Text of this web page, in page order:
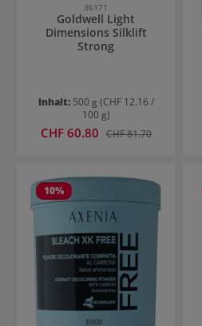
36171
Goldwell Light
Dimensions Silklift
Strong
Inhalt: 500 g (CHF 12.16 /
100 g)
Verkaufspreis:
CHF 60.80 Regulärer Preis:
CHF 81.70
10%